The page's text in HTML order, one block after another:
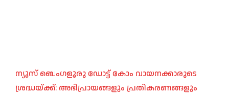
ന്യൂസ് ബെംഗളൂരു ഡോട്ട് കോം വായനക്കാരുടെ
ശ്രദ്ധയ്ക്ക്: അഭിപ്രായങ്ങളും പ്രതികരണങ്ങളും